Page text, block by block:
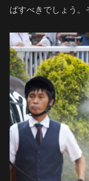
ばすべきでしょう。